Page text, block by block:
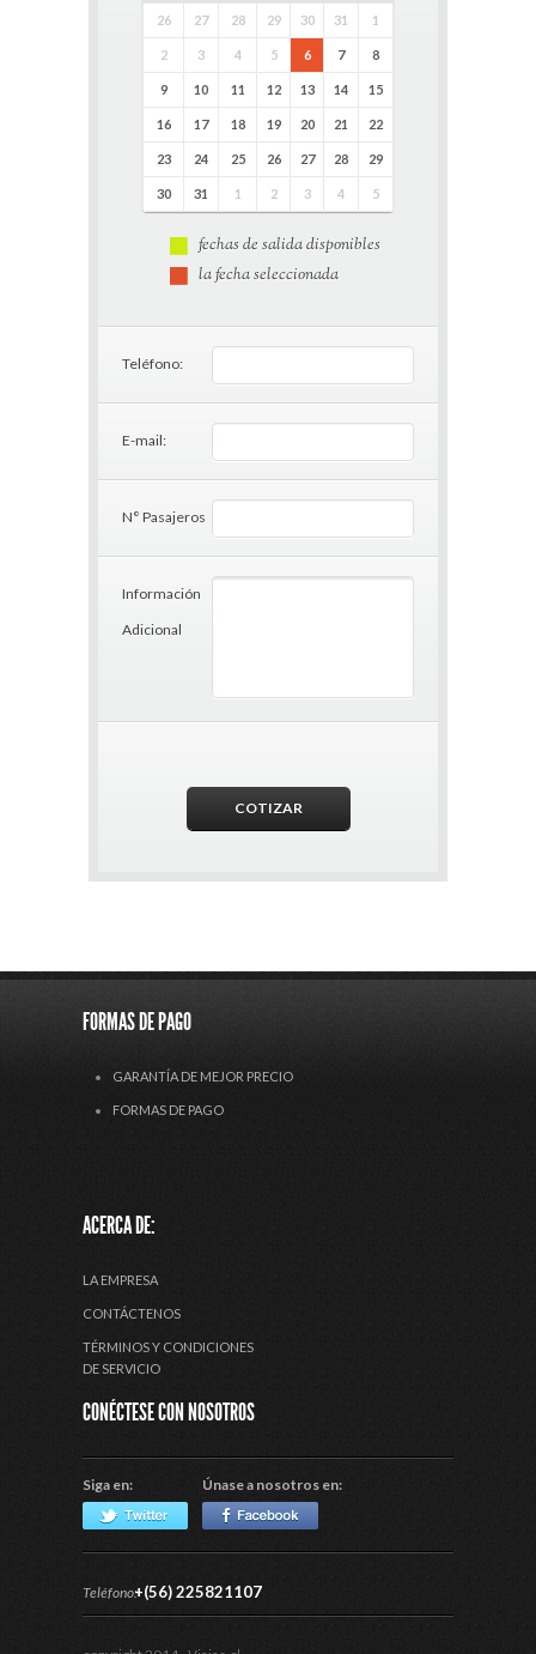
26 27 28 29 30 31 1
2 3 4 5 6 7 8
9 10 11 12 13 14 15
16 17 18 19 20 21 22
23 24 25 26 27 28 29
30 31 1 2 3 4 5
fechas de salida disponibles
la fecha seleccionada
Teléfono:
E-mail:
N° Pasajeros
Información
Adicional
FORMAS DE PAGO
GARANTÍA DE MEJOR PRECIO
FORMAS DE PAGO
ACERCA DE:
LA EMPRESA
CONTÁCTENOS
TÉRMINOS Y CONDICIONES
DE SERVICIO
CONÉCTESE CON NOSOTROS
Siga en: Únase a nosotros en:
Teléfono:+(56) 225821107